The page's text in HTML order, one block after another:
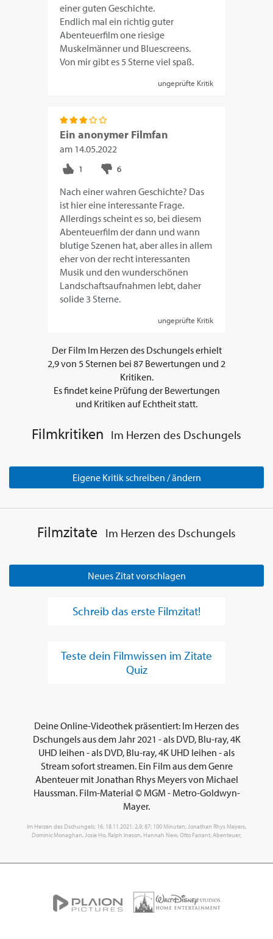
einer guten Geschichte.
Endlich mal ein richtig guter
Abenteuerfilm one riesige
Muskelmänner und Bluescreens.
Von mir gibt es 5 Sterne viel spaß.
ungeprüfte Kritik
Ein anonymer Filmfan
am 14.05.2022
Nach einer wahren Geschichte? Das
ist hier eine interessante Frage.
Allerdings scheint es so, bei diesem
Abenteuerfilm der dann und wann
blutige Szenen hat, aber alles in allem
eher von der recht interessanten
Musik und den wunderschönen
Landschaftsaufnahmen lebt, daher
solide 3 Sterne.
ungeprüfte Kritik
Der Film Im Herzen des Dschungelserhielt
2,9von 5Sternen bei 87 Bewertungen und 2
Kritiken.
Es findet keine Prüfung der Bewertungen
und Kritiken auf Echtheit statt.
Filmkritiken Im Herzen des Dschungels
Eigene Kritik schreiben / ändern
Filmzitate Im Herzen des Dschungels
Neues Zitat vorschlagen
Schreib das erste Filmzitat!
Teste dein Filmwissen im Zitate
Quiz
Deine Online-Videothek präsentiert: Im Herzen des
Dschungels aus dem Jahr 2021 - als DVD, Blu-ray, 4K
UHD leihen - als DVD, Blu-ray, 4K UHD leihen - als
Stream sofort streamen. Ein Film aus dem Genre
Abenteuer mit Jonathan Rhys Meyers von Michael
Haussman. Film-Material © MGM - Metro-Goldwyn-
Mayer.
Im Herzen des Dschungels; 16; 18.11.2021; 2,9; 87; 100 Minuten; Jonathan Rhys Meyers,
Dominic Monaghan, Josie Ho, Ralph Ineson, Hannah New, Otto Farrant; Abenteuer;